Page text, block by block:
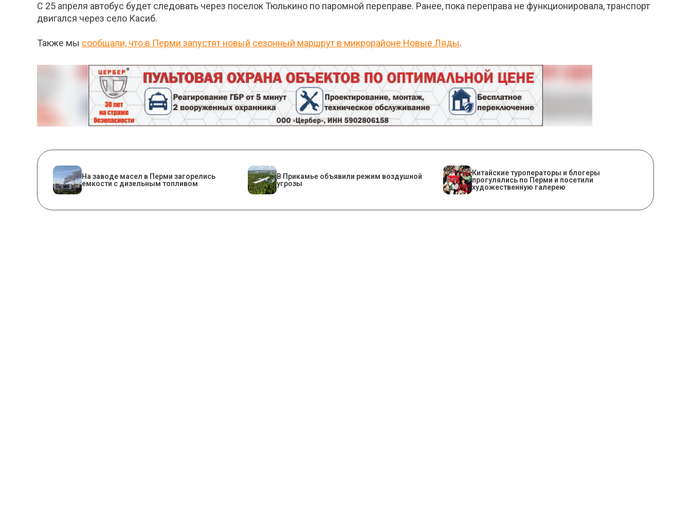
С 25 апреля автобус будет следовать через поселок Тюлькино по паромной переправе. Ранее, пока переправа не функционировала, транспорт
двигался через село Касиб.
Также мы сообщали, что в Перми запустят новый сезонный маршрут в микрорайоне Новые Ляды.
На заводе масел в Перми загорелись
емкости с дизельным топливом
В Прикамье объявили режим воздушной
угрозы
Китайские туроператоры и блогеры
прогулялись по Перми и посетили
художественную галерею